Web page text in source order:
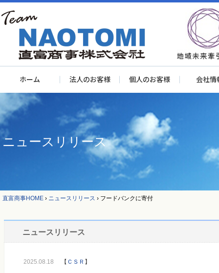
ホーム 法人のお客様 個人のお客様 会社情
ニュースリリース
直富商事HOME › ニュースリリース › フードバンクに寄付
ニュースリリース
2025.08.18 【 ＣＳＲ 】